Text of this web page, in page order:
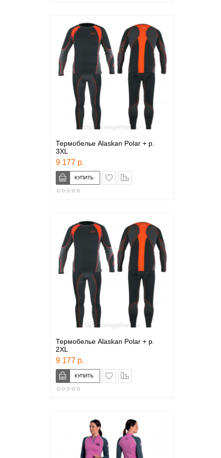
Термобелье Alaskan Polar + р.
3XL
9 177 р.
в закладки
Термобелье Alaskan Polar + р.
2XL
9 177 р.
в закладки